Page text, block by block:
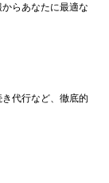
らあなたに最適な
代行など、徹底的